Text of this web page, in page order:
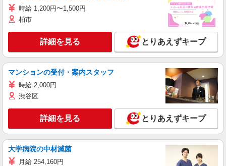
時給 1,200円〜1,500円
柏市
詳細を見る とりあえずキープ
マンションの受付・案内スタッフ
時給 2,000円
渋谷区
詳細を見る とりあえずキープ
大学病院の中材滅菌
月給 254,160円